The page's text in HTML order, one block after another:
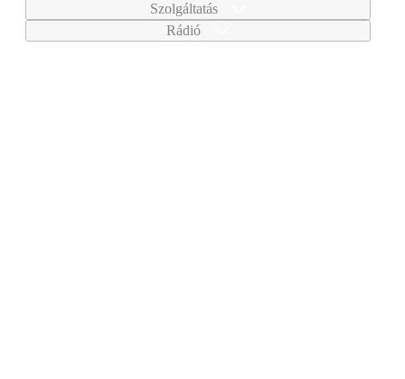
Szolgáltatás
Rádió